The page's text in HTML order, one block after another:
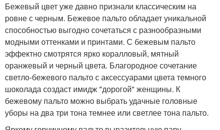
Бежевый цвет уже давно признали классическим на
ровне с черным. Бежевое пальто обладает уникальной
способностью выгодно сочетаться с разнообразными
модными оттенками и принтами. С бежевым пальто
эффектно смотрятся ярко коралловый, мятный
оранжевый и черный цвета. Благородное сочетание
светло-бежевого пальто с аксессуарами цвета темного
шоколада создаст имидж "дорогой" женщины. К
бежевому пальто можно выбрать удачные головные
уборы на два три тона темнее или светлее тона пальто.